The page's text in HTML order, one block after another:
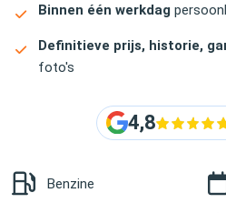
Binnen één werkdag
Definitieve prijs, historie,
foto's
4,8
Benzine